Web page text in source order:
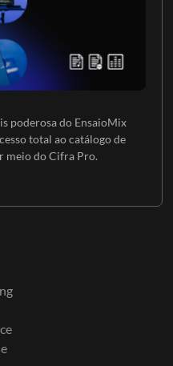
poderosa do EnsaioMix
total ao catálogo de
meio do Cifra Pro.